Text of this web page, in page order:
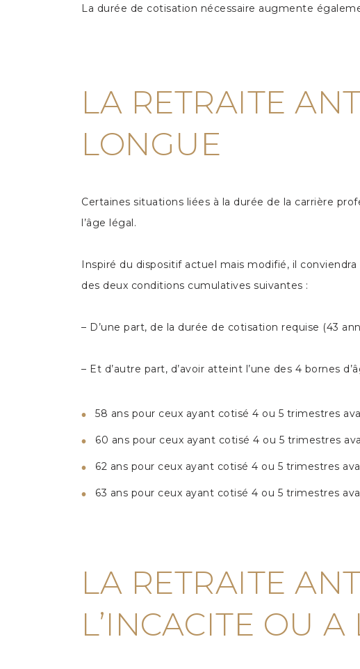
La durée de cotisation nécessaire augmente
LA RETRAITE
LONGUE
Certaines situations liées à la durée de la carrière
l’âge légal.
Inspiré du dispositif actuel mais modifié, il
des deux conditions cumulatives suivantes :
– D’une part, de la durée de cotisation requise (43
– Et d’autre part, d’avoir atteint l’une des 4 bornes
58 ans pour ceux ayant cotisé 4 ou 5 trimestres
60 ans pour ceux ayant cotisé 4 ou 5 trimestres
62 ans pour ceux ayant cotisé 4 ou 5 trimestres
63 ans pour ceux ayant cotisé 4 ou 5 trimestres
LA RETRAITE
L’INCACITE OU A